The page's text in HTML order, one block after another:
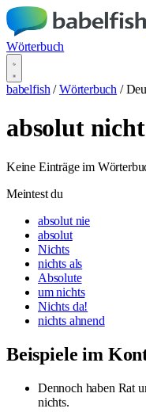
Wörterbuch
babelfish / Wörterbuch /
absolut
Keine Einträge im
Meintest du
absolut nie
absolut
Nichts
nichts als
Absolute
um nichts
Nichts da!
nichts ahnend
Beispiele im
Dennoch haben Rat
nichts.